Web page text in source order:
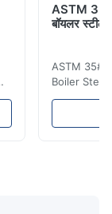
ASTM
बॉयलर
ASTM 35#
Boiler Steel
Lehgth Its